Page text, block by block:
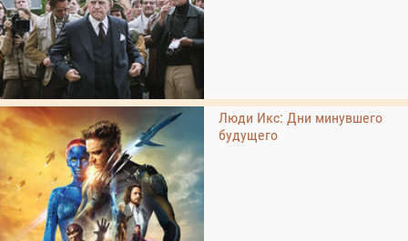
Люди Икс: Дни минувшего
будущего